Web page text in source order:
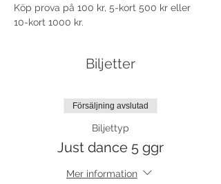
Köp prova på 100 kr, 5-kort 500 kr eller
10-kort 1000 kr.
Biljetter
Försäljning avslutad
Biljettyp
Just dance 5 ggr
Mer information